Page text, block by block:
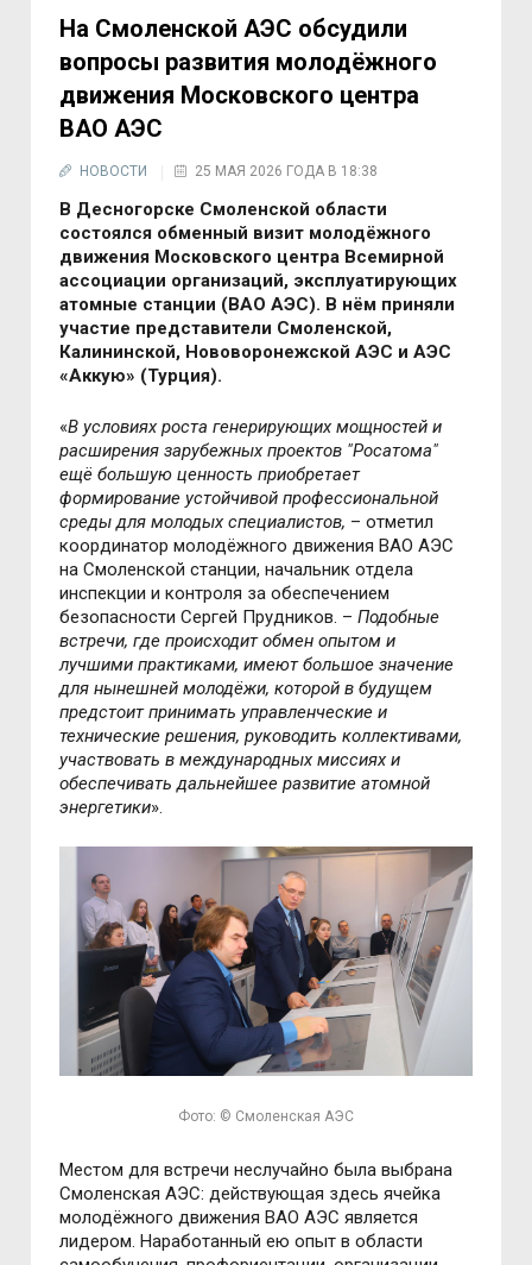
На Смоленской АЭС обсудили
вопросы развития молодёжного
движения Московского центра
ВАО АЭС
НОВОСТИ 25 МАЯ 2026 ГОДА В 18:38
В Десногорске Смоленской области
состоялся обменный визит молодёжного
движения Московского центра Всемирной
ассоциации организаций, эксплуатирующих
атомные станции (ВАО АЭС). В нём приняли
участие представители Смоленской,
Калининской, Нововоронежской АЭС и АЭС
«Аккую» (Турция).
«В условиях роста генерирующих мощностей и
расширения зарубежных проектов "Росатома"
ещё большую ценность приобретает
формирование устойчивой профессиональной
среды для молодых специалистов, – отметил
координатор молодёжного движения ВАО АЭС
на Смоленской станции, начальник отдела
инспекции и контроля за обеспечением
безопасности Сергей Прудников. –Подобные
встречи, где происходит обмен опытом и
лучшими практиками, имеют большое значение
для нынешней молодёжи, которой в будущем
предстоит принимать управленческие и
технические решения, руководить коллективами,
участвовать в международных миссиях и
обеспечивать дальнейшее развитие атомной
энергетики».
Фото: © Смоленская АЭС
Местом для встречи неслучайно была выбрана
Смоленская АЭС: действующая здесь ячейка
молодёжного движения ВАО АЭС является
лидером. Наработанный ею опыт в области